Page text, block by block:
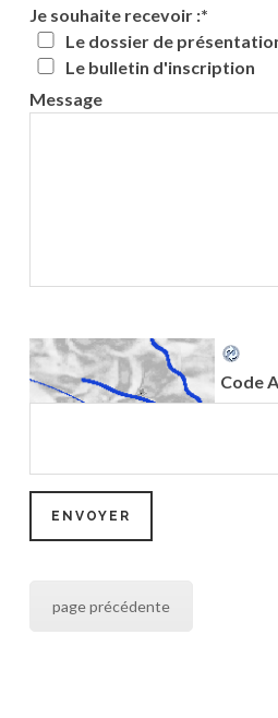
Je souhaite recevoir :*
Le dossier de
Le bulletin d'inscription
Message
Code
page précédente